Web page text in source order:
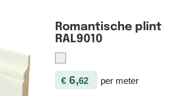
Romantische plint
RAL9010
€ 6,62 per meter